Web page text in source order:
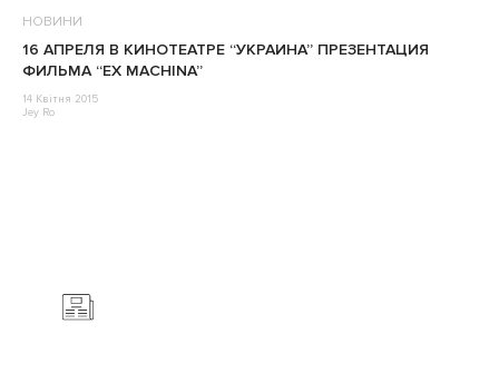
НОВИНИ
16 АПРЕЛЯ В КИНОТЕАТРЕ “УКРАИНА” ПРЕЗЕНТАЦИЯ
ФИЛЬМА “EX MACHINA”
14 Квітня 2015
Jey Ro